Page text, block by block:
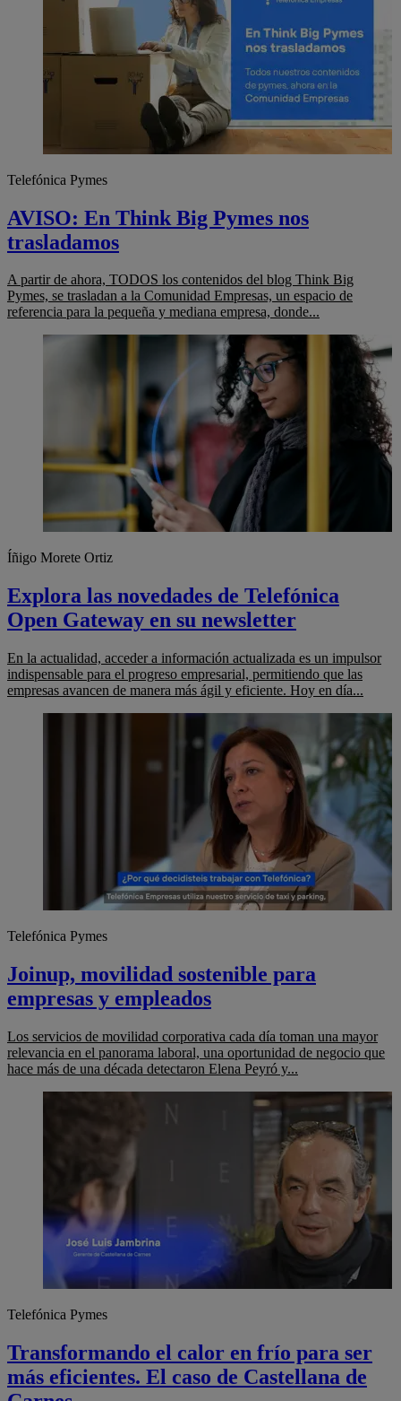
Telefónica Pymes
AVISO: En Think Big Pymes nos
trasladamos
A partir de ahora, TODOS los contenidos del blog Think Big
Pymes, se trasladan a la Comunidad Empresas, un espacio de
referencia para la pequeña y mediana empresa, donde...
Íñigo Morete Ortiz
Explora las novedades de Telefónica
Open Gateway en su newsletter
En la actualidad, acceder a información actualizada es un impulsor
indispensable para el progreso empresarial, permitiendo que las
empresas avancen de manera más ágil y eficiente. Hoy en día...
Telefónica Pymes
Joinup, movilidad sostenible para
empresas y empleados
Los servicios de movilidad corporativa cada día toman una mayor
relevancia en el panorama laboral, una oportunidad de negocio que
hace más de una década detectaron Elena Peyró y...
Telefónica Pymes
Transformando el calor en frío para ser
más eficientes. El caso de Castellana de